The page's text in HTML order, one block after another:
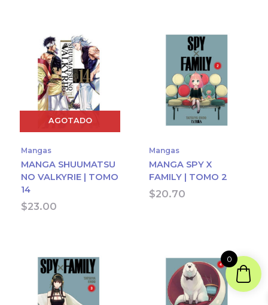
AGOTADO
Mangas
MANGA SHUUMATSU
NO VALKYRIE | TOMO
14
$23.00
Mangas
MANGA SPY X
FAMILY | TOMO 2
$20.70
0